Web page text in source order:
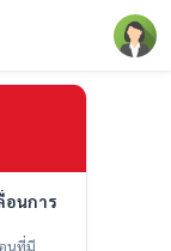
อนการ
นที่มี